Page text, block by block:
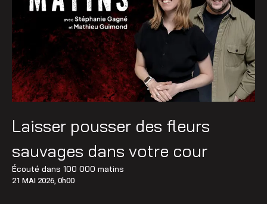
Laisser pousser des fleurs
sauvages dans votre cour
Écouté dans 100 000 matins
21 MAI 2026, 0h00